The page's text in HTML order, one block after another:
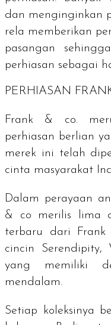
dan menginginkan
rela memberikan
pasangan
perhiasan sebagai
PERHIASAN
Frank & co.
perhiasan berlian
merek ini telah
cinta masyarakat
Dalam perayaan
& co merilis lima
terbaru dari
cincin Serendipity,
yang memiliki
mendalam.
Setiap koleksinya